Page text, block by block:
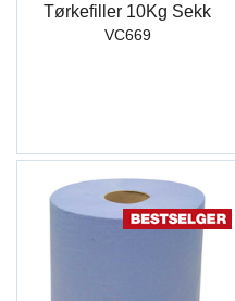
Tørkefiller 10Kg Sekk
VC669